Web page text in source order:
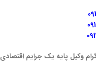
وکیل پایه یک جرایم اقتصادی